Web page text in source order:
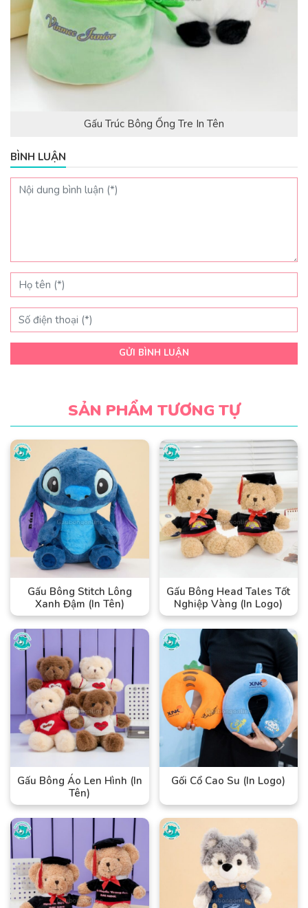
Gấu Trúc Bông Ống Tre In Tên
BÌNH LUẬN
GỬI BÌNH LUẬN
SẢN PHẨM TƯƠNG TỰ
Gấu Bông Stitch Lông
Xanh Đậm (In Tên)
Gấu Bông Head Tales Tốt
Nghiệp Vàng (In Logo)
Gấu Bông Áo Len Hình (In
Tên)
Gối Cổ Cao Su (In Logo)